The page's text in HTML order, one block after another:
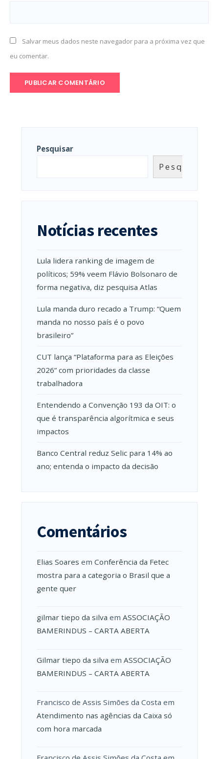
Salvar meus dados neste navegador para a próxima vez que
eu comentar.
Pesquisar
Pesquisar
Notícias recentes
Lula lidera ranking de imagem de
políticos; 59% veem Flávio Bolsonaro de
forma negativa, diz pesquisa Atlas
Lula manda duro recado a Trump: “Quem
manda no nosso país é o povo
brasileiro”
CUT lança “Plataforma para as Eleições
2026” com prioridades da classe
trabalhadora
Entendendo a Convenção 193 da OIT: o
que é transparência algorítmica e seus
impactos
Banco Central reduz Selic para 14% ao
ano; entenda o impacto da decisão
Comentários
Elias Soares em Conferência da Fetec
mostra para a categoria o Brasil que a
gente quer
gilmar tiepo da silva em ASSOCIAÇÃO
BAMERINDUS – CARTA ABERTA
Gilmar tiepo da silva em ASSOCIAÇÃO
BAMERINDUS – CARTA ABERTA
Francisco de Assis Simões da Costa em
Atendimento nas agências da Caixa só
com hora marcada